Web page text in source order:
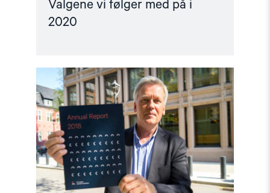
Valgene vi følger med på i
2020
Read
article
"Årsrapport:
Slik
står
det
til
med
menneskerettighetene"